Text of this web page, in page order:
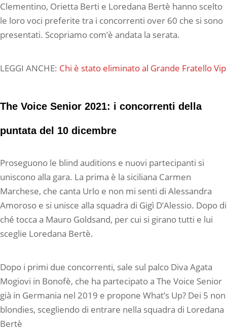
Clementino, Orietta Berti e Loredana Bertè hanno scelto
le loro voci preferite tra i concorrenti over 60 che si sono
presentati. Scopriamo com’è andata la serata.
LEGGI ANCHE: Chi è stato eliminato al Grande Fratello Vip
The Voice Senior 2021: i concorrenti della
puntata del 10 dicembre
Proseguono le blind auditions e nuovi partecipanti si
uniscono alla gara. La prima è la siciliana Carmen
Marchese, che canta Urlo e non mi senti di Alessandra
Amoroso e si unisce alla squadra di Gigì D’Alessio. Dopo di
ché tocca a Mauro Goldsand, per cui si girano tutti e lui
sceglie Loredana Bertè.
Dopo i primi due concorrenti, sale sul palco Diva Agata
Mogiovi in Bonofè, che ha partecipato a The Voice Senior
già in Germania nel 2019 e propone What’s Up? Dei 5 non
blondies, scegliendo di entrare nella squadra di Loredana
Bertè